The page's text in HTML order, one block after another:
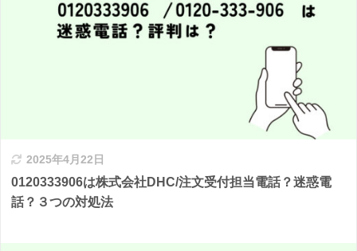
2025年4月22日
0120333906は株式会社DHC/注文受付担当電話？迷惑電
話？３つの対処法